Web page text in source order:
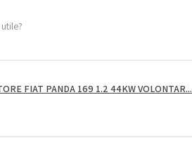
FIAT PANDA 169 1.2 44KW VOLONTAR...